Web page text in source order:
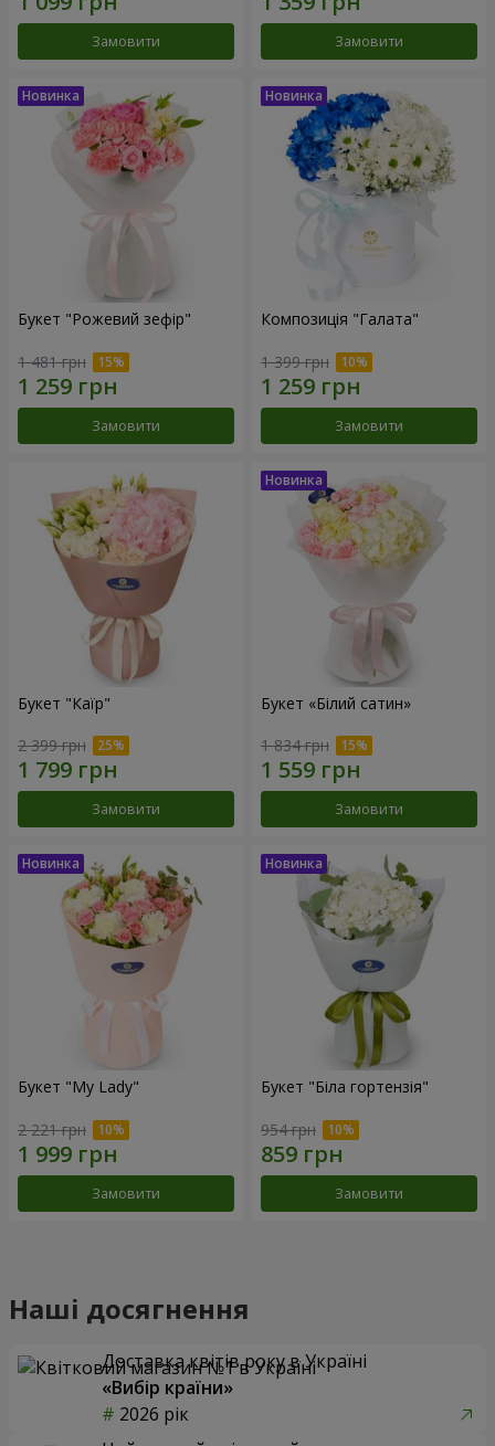
Замовити Замовити
Букет "Рожевий зефір"
1 481 грн
Замовити
Композиція "Галата"
1 399 грн
Замовити
Букет "Каїр"
2 399 грн
Замовити
Букет «Білий сатин»
1 834 грн
Замовити
Букет "My Lady"
2 221 грн
Замовити
Букет "Біла гортензія"
954 грн
Замовити
Наші досягнення
Доставка квітів року в Україні
«Вибір країни»
2026 рік